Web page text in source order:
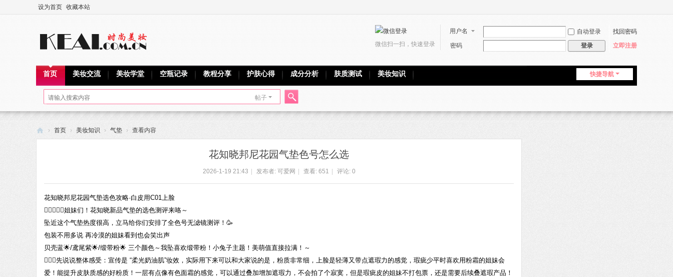
设为首页 收藏本站
用户名 自动登录
找回密码
密码
登录 立即注册
微信扫一扫，快速登录
快捷导航
首页 美妆交流 美妆学堂 空瓶记录 教程分享 护肤心得 成分分析 肤质测试 美妆知识
帖子
搜
索
› 首页 › 美妆知识 › 气垫 › 查看内容
花知晓邦尼花园气垫色号怎么选
2026-1-19 21:43 发布者: 可爱网 查看: 651 评论: 0
花知晓邦尼花园气垫选色攻略·白皮用C01上脸
👩🏻‍❤️‍👩🏻姐妹们！花知晓新品气垫的选色测评来咯～
坠近这个气垫热度很高，立马给你们安排了全色号无滤镜测评！🥳
包装不用多说 再冷漠的姐妹看到也会笑出声
贝壳蓝🌟/鸢尾紫🌟/缎带粉🌟 三个颜色～我坠喜欢缎带粉！小兔子主题！美萌值直接拉满！～
💁🏻‍♀️先说说整体感受：宣传是 “柔光奶油肌”妆效，实际用下来可以和大家说的是，粉质非常细，上脸是轻薄又带点遮瑕力的感觉，瑕疵少平时喜欢用粉霜的姐妹会
爱！能提升皮肤质感的好粉质！一层有点像有色面霜的感觉，可以通过叠加增加遮瑕力，不会拍了个寂寞，但是瑕疵皮的姐妹不打包票，还是需要后续叠遮瑕产品！